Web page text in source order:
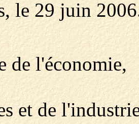
le 29 juin
de l'économie,
et de